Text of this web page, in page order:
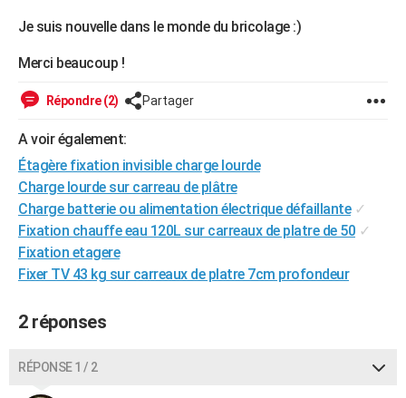
CARTE DE VOEUX
Carte de Noël
Carte Bonne année
Carte Saint-Valentin
Carte Pâques
Carte d'anniversaire
DICTIONNAIRE
Dictionnaire
Biographies
Citations
Expressions
Proverbes
PROGRAMME TV
S'inscrire
Se connecter
Lycées
Collèges
Primaires
Universités
Entreprises
Service militaire
Avis de recherche
FORUM
Je suis nouvelle dans le monde du bricolage :)
Merci beaucoup !
Répondre (2) Partager
A voir également:
Étagère fixation invisible charge lourde
Charge lourde sur carreau de plâtre
Charge batterie ou alimentation électrique défaillante ✓
Fixation chauffe eau 120L sur carreaux de platre de 50 ✓
Fixation etagere
Fixer TV 43 kg sur carreaux de platre 7cm profondeur
2 réponses
RÉPONSE 1 / 2